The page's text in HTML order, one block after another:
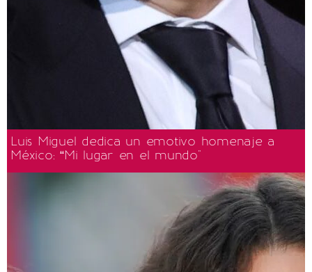
Luis Miguel dedica un emotivo homenaje a
México: “Mi lugar en el mundo"